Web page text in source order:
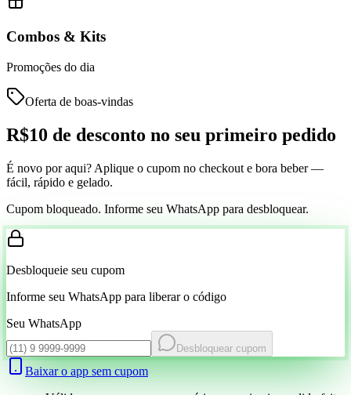
Combos & Kits
Promoções do dia
Oferta de boas-vindas
R$10 de desconto no seu primeiro pedido
É novo por aqui? Aplique o cupom no checkout e bora beber —
fácil, rápido e gelado.
Cupom bloqueado. Informe seu WhatsApp para desbloquear.
Desbloqueie seu cupom
Informe seu WhatsApp para liberar o código
Seu WhatsApp
Desbloquear cupom
Baixar o app sem cupom